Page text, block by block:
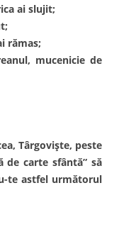
ai slujit;
rămas;
mucenicie de
Târgoviște, peste
de carte sfântă” să
te astfel următorul